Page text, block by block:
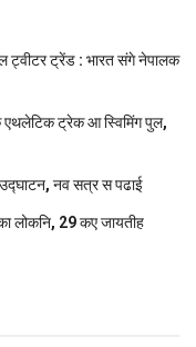
ट्वीटर ट्रेंड : भारत संगे नेपालक
एथलेटिक ट्रेक आ स्विमिंग पुल,
उद्घाटन, नव सत्र स पढाई
लोकनि, 29 कए जायतीह